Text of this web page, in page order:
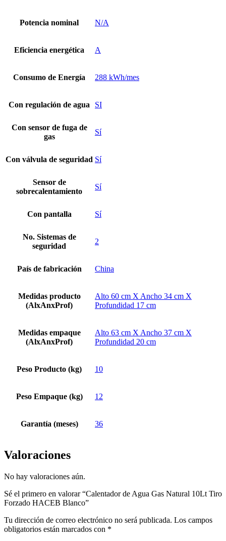
Potencia nominal N/A
Eficiencia energética A
Consumo de Energía 288 kWh/mes
Con regulación de agua SI
Con sensor de fuga de
gas
Sí
Con válvula de seguridad Sí
Sensor de
sobrecalentamiento
Sí
Con pantalla Sí
No. Sistemas de
seguridad
2
País de fabricación China
Medidas producto
(AlxAnxProf)
Alto 60 cm X Ancho 34 cm X
Profundidad 17 cm
Medidas empaque
(AlxAnxProf)
Alto 63 cm X Ancho 37 cm X
Profundidad 20 cm
Peso Producto (kg) 10
Peso Empaque (kg) 12
Garantía (meses) 36
Valoraciones
No hay valoraciones aún.
Sé el primero en valorar “Calentador de Agua Gas Natural 10Lt Tiro
Forzado HACEB Blanco”
Tu dirección de correo electrónico no será publicada. Los campos
obligatorios están marcados con *